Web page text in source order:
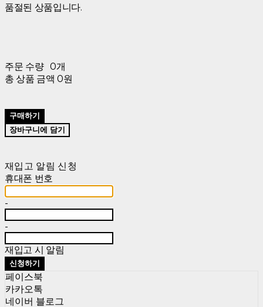
품절된 상품입니다.
주문 수량 0개
총 상품 금액 0원
구매하기
장바구니에 담기
재입고 알림 신청
휴대폰 번호
-
-
재입고 시 알림
신청하기
페이스북
카카오톡
네이버 블로그